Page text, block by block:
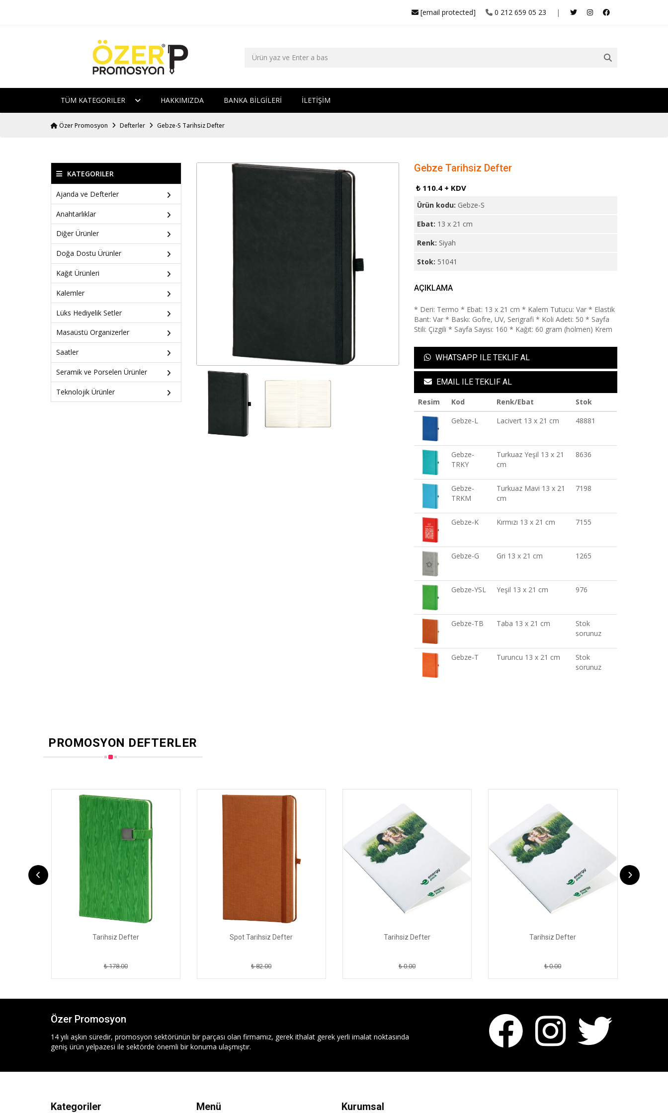
|
0 212 659 05 23
[email protected]
TÜM KATEGORILER HAKKIMIZDA BANKA BİLGİLERİ İLETİŞİM
Özer Promosyon Defterler Gebze-S Tarihsiz Defter
KATEGORILER
Ajanda ve Defterler
Anahtarlıklar
Diğer Ürünler
Doğa Dostu Ürünler
Kağıt Ürünleri
Kalemler
Lüks Hediyelik Setler
Masaüstü Organizerler
Saatler
Seramik ve Porselen Ürünler
Teknolojik Ürünler
Gebze Tarihsiz Defter
₺ 110.4 + KDV
Ürün kodu: Gebze-S
Ebat: 13 x 21 cm
Renk: Siyah
Stok: 51041
AÇIKLAMA
* Deri: Termo * Ebat: 13 x 21 cm * Kalem Tutucu: Var * Elastik
Bant: Var * Baskı: Gofre, UV, Serigrafi * Koli Adeti: 50 * Sayfa
Stili: Çizgili * Sayfa Sayısı: 160 * Kağıt: 60 gram (holmen) Krem
WHATSAPP ILE TEKLIF AL
EMAIL ILE TEKLIF AL
Resim Kod Renk/Ebat
Stok
Gebze-L
Lacivert 13 x 21 cm 48881
Gebze-
TRKY
Turkuaz Yeşil 13 x 21
cm
8636
Gebze-
TRKM
Turkuaz Mavi 13 x 21
cm
7198
Gebze-K Kırmızı 13 x 21 cm 7155
Gebze-G Gri 13 x 21 cm 1265
Gebze-YSL Yeşil 13 x 21 cm 976
Gebze-TB Taba 13 x 21 cm
Stok
sorunuz
Gebze-T Turuncu 13 x 21 cm
Stok
sorunuz
PROMOSYON DEFTERLER
Tarihsiz Defter
₺ 178.00
Spot Tarihsiz Defter
₺ 82.00
Tarihsiz Defter
₺ 0.00
Tarihsiz Defter
₺ 0.00
Özer Promosyon
14 yılı aşkın süredir, promosyon sektörünün bir parçası olan firmamız, gerek ithalat gerek yerli imalat noktasında
geniş ürün yelpazesi ile sektörde önemli bir konuma ulaşmıştır.
Kategoriler Menü Kurumsal